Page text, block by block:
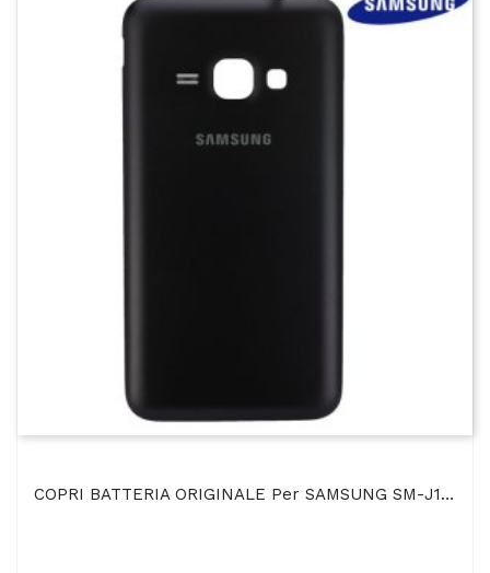
COPRI BATTERIA ORIGINALE Per SAMSUNG SM-J120 GALAXY J1 (2016) COLORE NERO BULK